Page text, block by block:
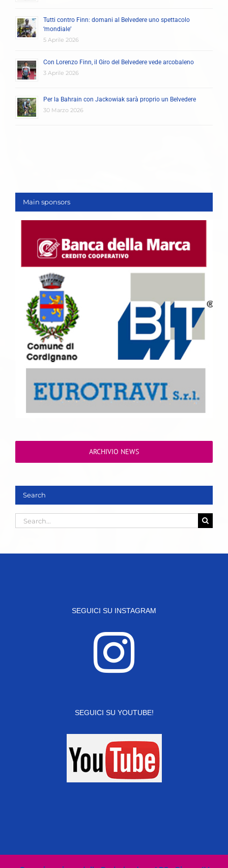
Tutti contro Finn: domani al Belvedere uno spettacolo
‘mondiale’
5 Aprile 2026
Con Lorenzo Finn, il Giro del Belvedere vede arcobaleno
3 Aprile 2026
Per la Bahrain con Jackowiak sarà proprio un Belvedere
30 Marzo 2026
Main sponsors
ARCHIVIO NEWS
Search
Search
for:
SEGUICI SU INSTAGRAM
SEGUICI SU YOUTUBE!